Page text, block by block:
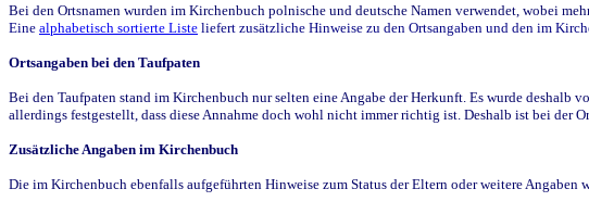
Bei den Ortsnamen wurden im Kirchenbuch polnische und deutsche Namen verwendet, wobei
Eine alphabetisch sortierte Liste liefert zusätzliche Hinweise zu den Ortsangaben und den im
Ortsangaben bei den Taufpaten
Bei den Taufpaten stand im Kirchenbuch nur selten eine Angabe der Herkunft. Es wurde deshalb
allerdings festgestellt, dass diese Annahme doch wohl nicht immer richtig ist. Deshalb ist bei der
Zusätzliche Angaben im Kirchenbuch
Die im Kirchenbuch ebenfalls aufgeführten Hinweise zum Status der Eltern oder weitere Angaben